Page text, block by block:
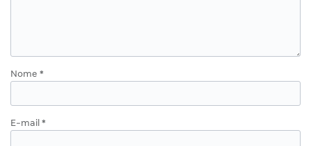
Nome *
E-mail *